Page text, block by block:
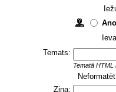
Temats:
Tematā HTML
Ziņa: